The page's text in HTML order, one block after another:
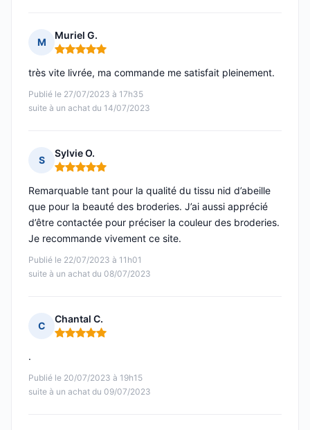
M
Muriel G.
Note : 5 sur 5
Publié le 27/07/2023 à 17h35
suite à un achat du 14/07/2023
très vite livrée, ma commande me satisfait pleinement.
S
Sylvie O.
Note : 5 sur 5
Publié le 22/07/2023 à 11h01
suite à un achat du 08/07/2023
Remarquable tant pour la qualité du tissu nid d’abeille
que pour la beauté des broderies. J’ai aussi apprécié
d’être contactée pour préciser la couleur des broderies.
Je recommande vivement ce site.
C
Chantal C.
Note : 5 sur 5
Publié le 20/07/2023 à 19h15
suite à un achat du 09/07/2023
.